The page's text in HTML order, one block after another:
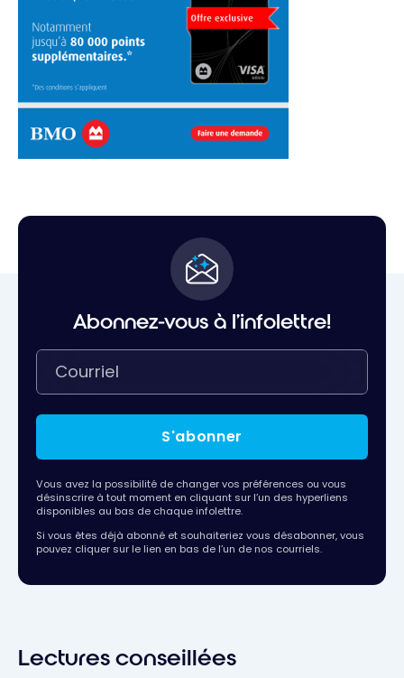
Abonnez-vous à l'infolettre!
S'abonner
Vous avez la possibilité de changer vos préférences ou vous
désinscrire à tout moment en cliquant sur l’un des hyperliens
disponibles au bas de chaque infolettre.
Si vous êtes déjà abonné et souhaiteriez vous désabonner, vous
pouvez cliquer sur le lien en bas de l’un de nos courriels.
Lectures conseillées